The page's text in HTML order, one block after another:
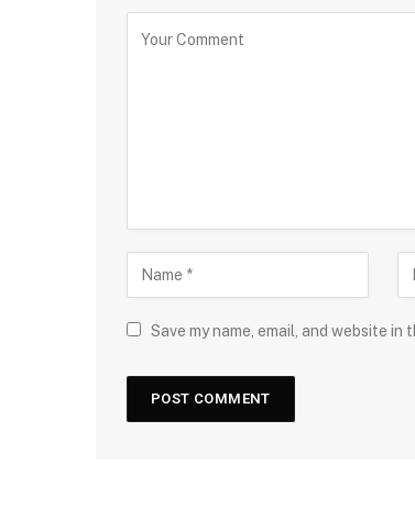
Save my name, email, and website